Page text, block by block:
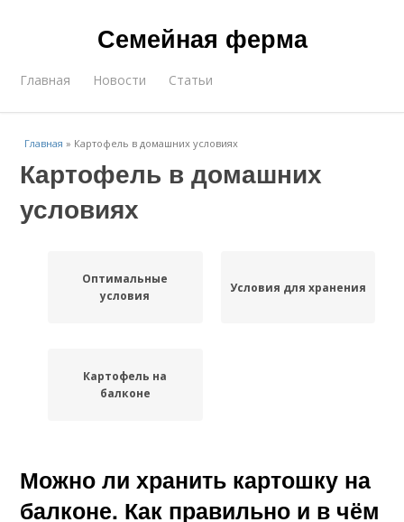
Семейная ферма
Главная Новости Статьи
Главная » Картофель в домашних условиях
Картофель в домашних
условиях
Оптимальные
условия
Условия для хранения
Картофель на
балконе
Можно ли хранить картошку на
балконе. Как правильно и в чём